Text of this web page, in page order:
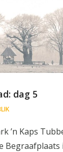
dag 5
’n Kaps
Begraafplaats